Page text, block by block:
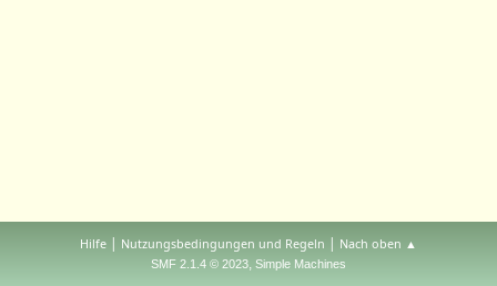
Hilfe | Nutzungsbedingungen und Regeln | Nach oben ▲
SMF 2.1.4 © 2023, Simple Machines